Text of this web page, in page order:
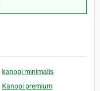
kanopi minimalis
Kanopi premium